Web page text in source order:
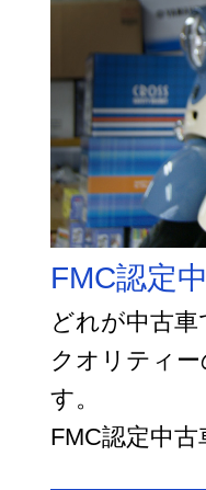
FMC認定
どれが中古
クオリティ
す。
FMC認定中